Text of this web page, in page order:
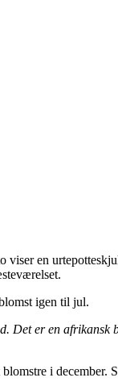
en
igen til jul.
er en
i december.